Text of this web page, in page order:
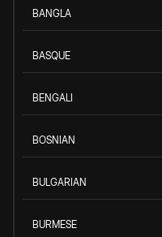
BANGLA
BASQUE
BENGALI
BOSNIAN
BULGARIAN
BURMESE